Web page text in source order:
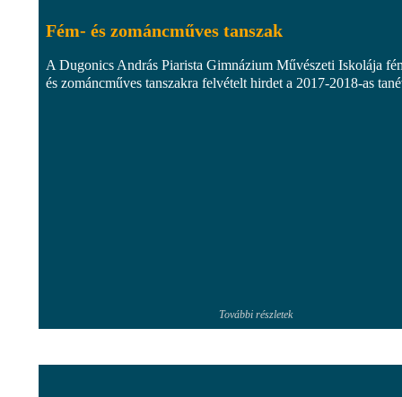
Fém- és zománcműves tanszak
A Dugonics András Piarista Gimnázium Művészeti Iskolája
és zománcműves tanszakra felvételt hirdet a 2017-2018-as
További részletek